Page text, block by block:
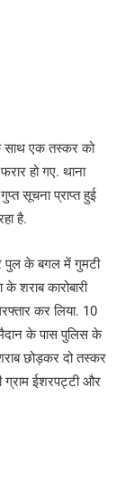
साथ एक तस्कर को
हो गए. थाना
सूचना प्राप्त हुई
है.
पुल के बगल में गुमटी
शराब कारोबारी
कर लिया. 10
के पास पुलिस के
छोड़कर दो तस्कर
ग्राम ईशरपट्टी और